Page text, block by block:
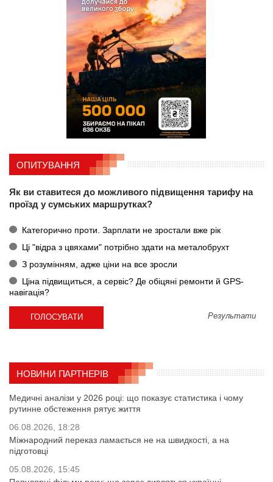
ОПИТУВАННЯ
Як ви ставитеся до можливого підвищення тарифу на
проїзд у сумських маршрутках?
Категорично проти. Зарплати не зростали вже рік
Ці "відра з цвяхами" потрібно здати на металобрухт
З розумінням, адже ціни на все зросли
Ціна підвищиться, а сервіс? Де обіцяні ремонти й GPS-
навігація?
Результати
НОВИНИ ПАРТНЕРІВ
Медичні аналізи у 2026 році: що показує статистика і чому
рутинне обстеження рятує життя
06.08.2026, 18:28
Міжнародний переказ ламається не на швидкості, а на
підготовці
05.08.2026, 15:45